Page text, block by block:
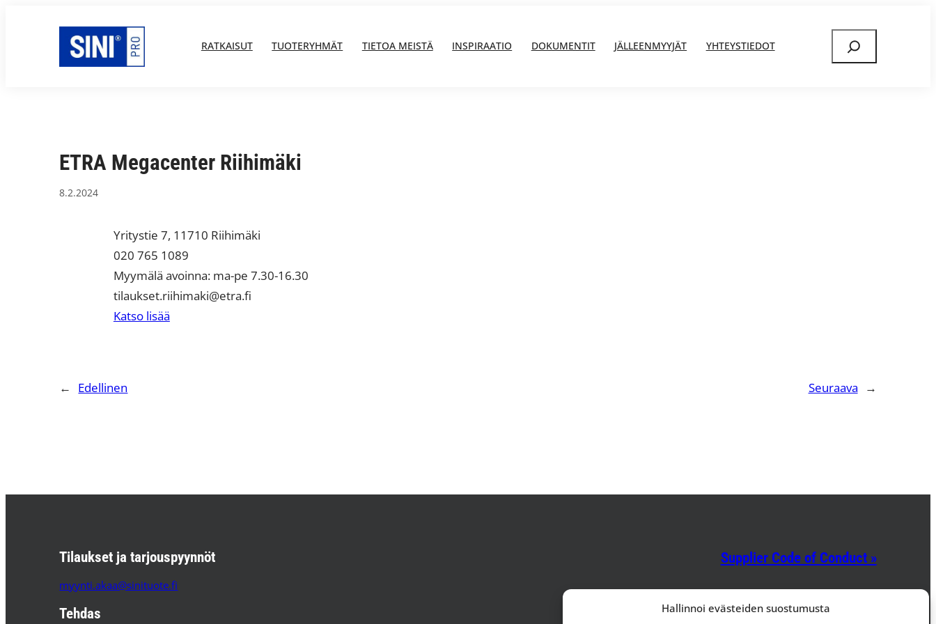
Hallinnoi evästeiden suostumusta
RATKAISUT TUOTERYHMÄT TIETOA MEISTÄ INSPIRAATIO DOKUMENTIT JÄLLEENMYYJÄT YHTEYSTIEDOT
ETRA Megacenter Riihimäki
8.2.2024
Yritystie 7, 11710 Riihimäki
020 765 1089
Myymälä avoinna: ma-pe 7.30-16.30
tilaukset.riihimaki@etra.fi
Katso lisää
← Edellinen Seuraava →
Tilaukset ja tarjouspyynnöt
myynti.akaa@sinituote.fi
Tehdas
Supplier Code of Conduct »
Facebook Instagram